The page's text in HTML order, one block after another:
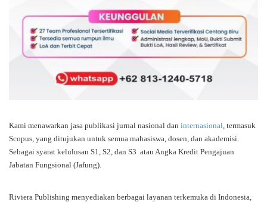
Kami menawarkan jasa publikasi jurnal nasional dan internasional , termasuk
Scopus, yang ditujukan untuk semua mahasiswa, dosen, dan akademisi.
Sebagai syarat kelulusan S1, S2, dan S3 atau Angka Kredit Pengajuan
Jabatan Fungsional (Jafung).
Riviera Publishing menyediakan berbagai layanan terkemuka di Indonesia,